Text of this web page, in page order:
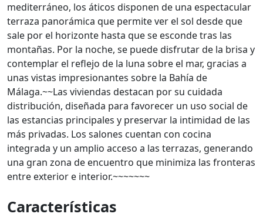
mediterráneo, los áticos disponen de una espectacular
terraza panorámica que permite ver el sol desde que
sale por el horizonte hasta que se esconde tras las
montañas. Por la noche, se puede disfrutar de la brisa y
contemplar el reflejo de la luna sobre el mar, gracias a
unas vistas impresionantes sobre la Bahía de
Málaga.~~Las viviendas destacan por su cuidada
distribución, diseñada para favorecer un uso social de
las estancias principales y preservar la intimidad de las
más privadas. Los salones cuentan con cocina
integrada y un amplio acceso a las terrazas, generando
una gran zona de encuentro que minimiza las fronteras
entre exterior e interior.~~~~~~~
Características